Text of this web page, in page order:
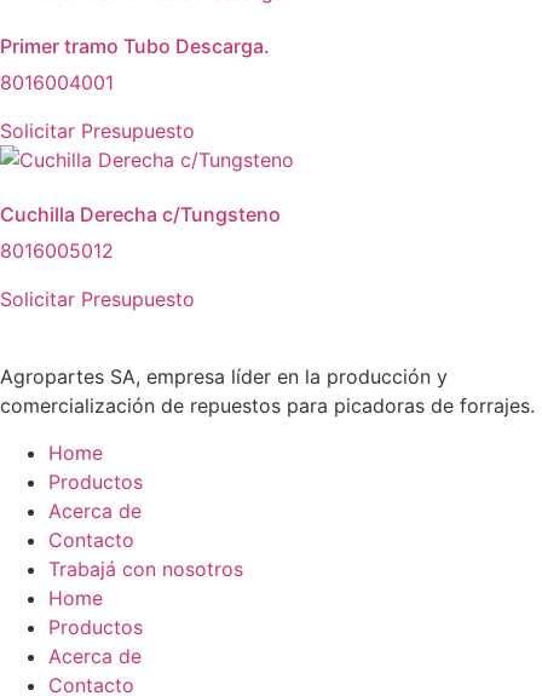
Primer tramo Tubo Descarga.
8016004001
Solicitar Presupuesto
Cuchilla Derecha c/Tungsteno
8016005012
Solicitar Presupuesto
Agropartes SA, empresa líder en la producción y
comercialización de repuestos para picadoras de forrajes.
Home
Productos
Acerca de
Contacto
Trabajá con nosotros
Home
Productos
Acerca de
Contacto